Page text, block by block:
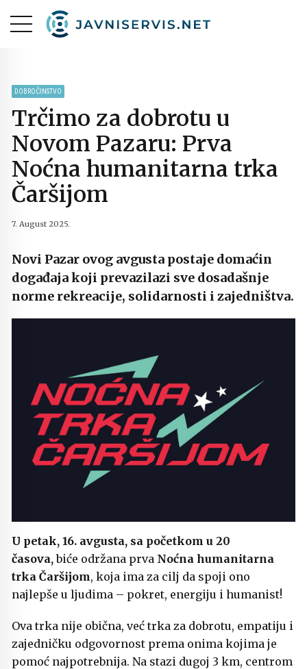
DOBROČINSTVO
Trčimo za dobrotu u
Novom Pazaru: Prva
Noćna humanitarna trka
Čaršijom
7. August 2025.
Novi Pazar ovog avgusta postaje domaćin
događaja koji prevazilazi sve dosadašnje
norme rekreacije, solidarnosti i zajedništva.
U petak, 16. avgusta, sa početkom u 20
časova,biće održana prva Noćna humanitarna
trka Čaršijom, koja ima za cilj da spoji ono
najlepše u ljudima – pokret, energiju i humanist!
Ova trka nije obična, već trka za dobrotu, empatiju i
zajedničku odgovornost prema onima kojima je
pomoć najpotrebnija. Na stazi dugoj 3 km, centrom